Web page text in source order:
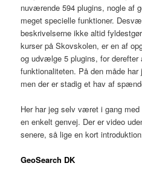
nuværende 594 plugins, nogle af
meget specielle funktioner.
beskrivelserne ikke altid
kurser på Skovskolen, er en af
og udvælge 5 plugins, for derefter
funktionaliteten. På den måde
men der er stadig et hav af
Her har jeg selv været i gang
en enkelt genvej. Der er video
senere, så lige en kort
GeoSearch DK